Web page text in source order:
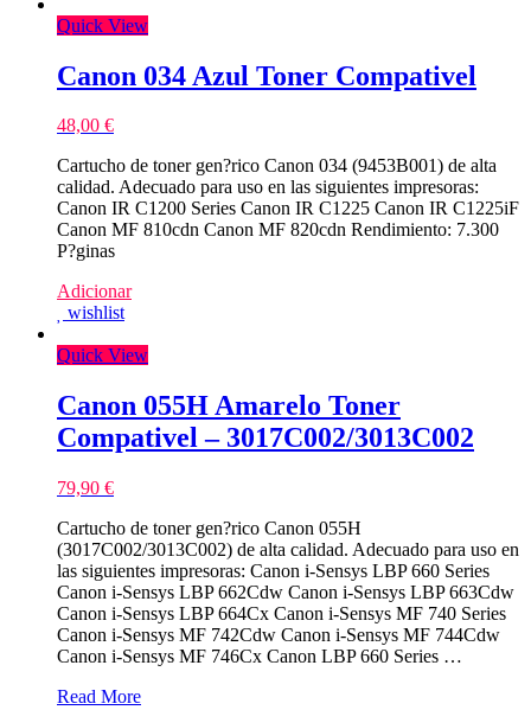
Quick View
Canon 034 Azul Toner Compativel
48,00 €
Cartucho de toner gen?rico Canon 034 (9453B001) de alta
calidad. Adecuado para uso en las siguientes impresoras:
Canon IR C1200 Series Canon IR C1225 Canon IR C1225iF
Canon MF 810cdn Canon MF 820cdn Rendimiento: 7.300
P?ginas
Adicionar
wishlist
Quick View
Canon 055H Amarelo Toner
Compativel – 3017C002/3013C002
79,90 €
Cartucho de toner gen?rico Canon 055H
(3017C002/3013C002) de alta calidad. Adecuado para uso en
las siguientes impresoras: Canon i-Sensys LBP 660 Series
Canon i-Sensys LBP 662Cdw Canon i-Sensys LBP 663Cdw
Canon i-Sensys LBP 664Cx Canon i-Sensys MF 740 Series
Canon i-Sensys MF 742Cdw Canon i-Sensys MF 744Cdw
Canon i-Sensys MF 746Cx Canon LBP 660 Series …
Canon
Read More